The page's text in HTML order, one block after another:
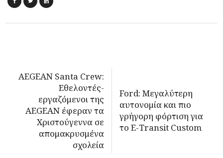
AEGEAN Santa Crew:
Εθελοντές-
εργαζόμενοι της
AEGEAN έφεραν τα
Χριστούγεννα σε
απομακρυσμένα
σχολεία
Ford: Μεγαλύτερη
αυτονομία και πιο
γρήγορη φόρτιση για
το E-Transit Custom